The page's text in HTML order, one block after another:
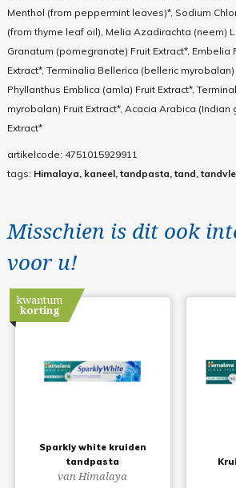
Menthol (from peppermint leaves)*, Sodium
(from thyme leaf oil), Melia Azadirachta (neem)
Granatum (pomegranate) Fruit Extract*, Embelia
Extract*, Terminalia Bellerica (belleric myrobalan)
Phyllanthus Emblica (amla) Fruit Extract*,
myrobalan) Fruit Extract*, Acacia Arabica (Indian
Extract*
artikelcode: 4751015929911
tags: Himalaya, kaneel, tandpasta, tand,
Misschien is dit ook
voor u!
Sparkly white kruiden
tandpasta
van Himalaya
kwantum
korting